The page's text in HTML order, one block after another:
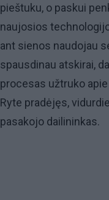
pieštuku, o paskui
naujosios
ant sienos naudojau
spausdinau atskirai,
procesas užtruko
Ryte pradėjęs,
pasakojo dailininkas.